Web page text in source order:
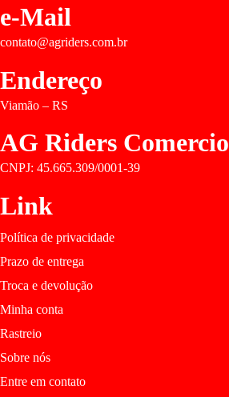
e-Mail
contato@agriders.com.br
Endereço
Viamão – RS
AG Riders Comercio
CNPJ: 45.665.309/0001-39
Link
Política de privacidade
Prazo de entrega
Troca e devolução
Minha conta
Rastreio
Sobre nós
Entre em contato